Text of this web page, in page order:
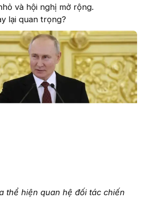
và hội nghị mở rộng.
lại quan trọng?
thể hiện quan hệ đối tác chiến